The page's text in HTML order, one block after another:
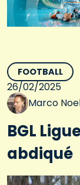
FOOTBALL
26/02/2025
Marco
BGL
abdiqué